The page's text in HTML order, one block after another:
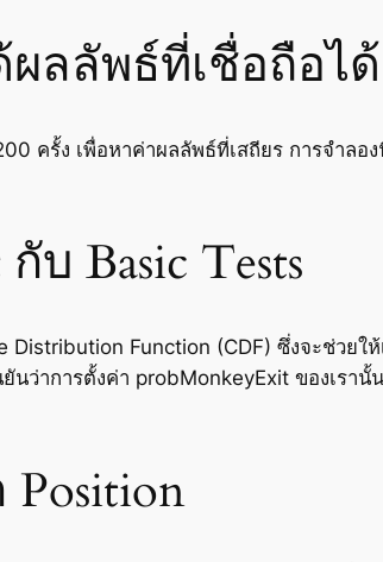
ลลัพธ์ที่เชื่อถือได้
ครั้ง เพื่อหาค่าผลลัพธ์ที่เสถียร การจำลอง
Basic Tests
Function (CDF) ซึ่งจะช่วยให้
ว่าการตั้งค่า probMonkeyExit ของเรานั้